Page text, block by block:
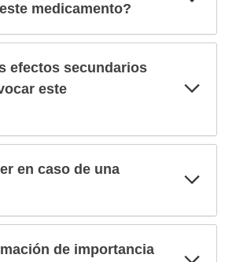
medicamento?
efectos secundarios
este
en caso de una
de importancia